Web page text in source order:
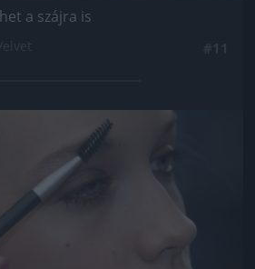
a szájra is
Jön még kép!